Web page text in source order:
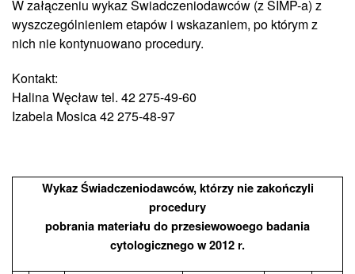
W załączeniu wykaz Świadczeniodawców (z SIMP-a) z
wyszczególnieniem etapów i wskazaniem, po którym z
nich nie kontynuowano procedury.
Kontakt:
Halina Węcław tel. 42 275-49-60
Izabela Mosica 42 275-48-97
Wykaz Świadczeniodawców, którzy nie zakończyli
procedury
pobrania materiału do przesiewowoego badania
cytologicznego w 2012 r.